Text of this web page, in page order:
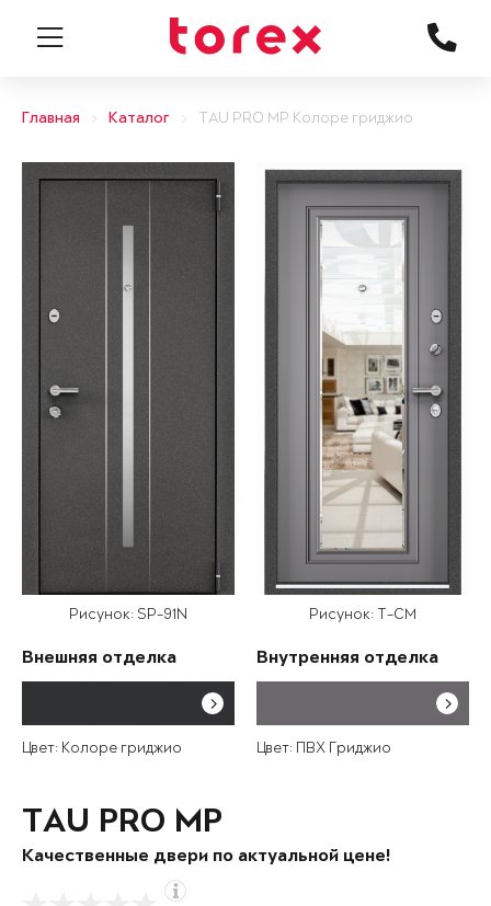
Главная Каталог TAU PRO MP Колоре гриджио
Рисунок: SP-91N
Внешняя отделка
Цвет: Колоре гриджио
Рисунок: T-CM
Внутренняя отделка
Цвет: ПВХ Гриджио
TAU PRO MP
Качественные двери по актуальной цене!